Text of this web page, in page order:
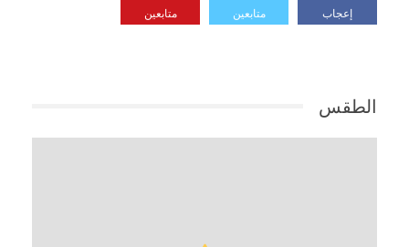
إعجاب متابعين متابعين
الطقس